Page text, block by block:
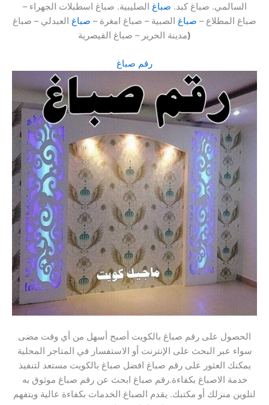
السالمي. صباغ كبد. صباغ الصليبية. صباغ اسطبلات الجهراء –
صباغ المطلاع – صباغ الصبية – صباغ امغرة – صباغ العبدلي – صباغ
مدينة الحرير – صباغ القيصرية)
رقم صباغ
الحصول على رقم صباغ بالكويت أصبح أسهل من أي وقت مضى
سواء عبر البحث على الإنترنت أو الاستفسار في المتاجر المحلية
يمكنك العثور على رقم صباغ افضل صباغ بالكويت مستعد لتنفيذ
خدمة الاصباغ بكفاءة.رقم صباغ ابحث عن رقم صباغ موثوق به
لتلوين منزلك أو مكتبك. يقدم الصباغ الخدمات بكفاءة عالية ويتفهم